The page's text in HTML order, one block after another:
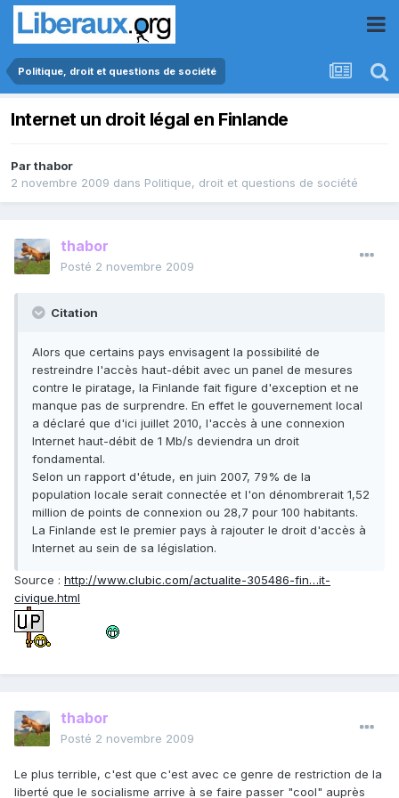
Politique, droit et questions de société
Internet un droit légal en Finlande
Parthabor
2 novembre 2009 dans Politique, droit et questions de société
thabor
Posté 2 novembre 2009
Citation
Alors que certains pays envisagent la possibilité de
restreindre l'accès haut-débit avec un panel de mesures
contre le piratage, la Finlande fait figure d'exception et ne
manque pas de surprendre. En effet le gouvernement local
a déclaré que d'ici juillet 2010, l'accès à une connexion
Internet haut-débit de 1 Mb/s deviendra un droit
fondamental.
Selon un rapport d'étude, en juin 2007, 79% de la
population locale serait connectée et l'on dénombrerait 1,52
million de points de connexion ou 28,7 pour 100 habitants.
La Finlande est le premier pays à rajouter le droit d'accès à
Internet au sein de sa législation.
Source : http://www.clubic.com/actualite-305486-fin…it-
civique.html
thabor
Posté 2 novembre 2009
Le plus terrible, c'est que c'est avec ce genre de restriction de la
liberté que le socialisme arrive à se faire passer "cool" auprès